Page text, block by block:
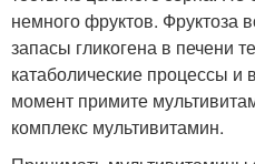
немного фруктов. Фруктоза
запасы гликогена в печени
катаболические процессы и
момент примите
комплекс мультивитамин.